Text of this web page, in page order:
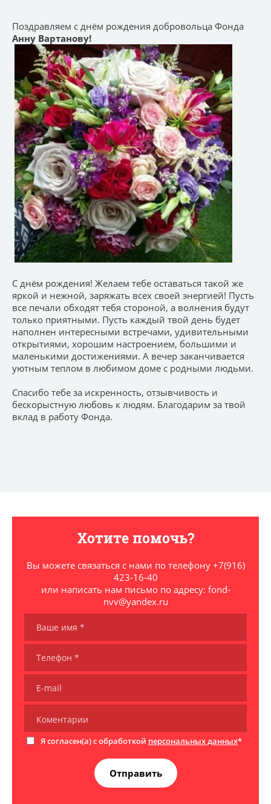
Поздравляем с днём рождения добровольца Фонда
Анну Вартанову!
С днём рождения! Желаем тебе оставаться такой же
яркой и нежной, заряжать всех своей энергией! Пусть
все печали обходят тебя стороной, а волнения будут
только приятными. Пусть каждый твой день будет
наполнен интересными встречами, удивительными
открытиями, хорошим настроением, большими и
маленькими достижениями. А вечер заканчивается
уютным теплом в любимом доме с родными людьми.
Спасибо тебе за искренность, отзывчивость и
бескорыстную любовь к людям. Благодарим за твой
вклад в работу Фонда.
Хотите помочь?
Вы можете связаться с нами по телефону +7(916)
423-16-40
или написать нам письмо по адресу: fond-
nvv@yandex.ru
Я согласен(а) с обработкой персональных данных*
Отправить